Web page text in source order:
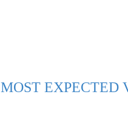
MOST EXPECTED